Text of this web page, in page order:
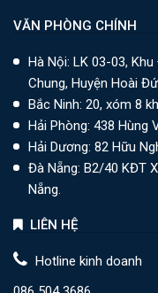
VĂN PHÒNG CHÍNH
Hà Nội: LK 03-03,
Chung, Huyện Hoài
Bắc Ninh: 20, xóm 8
Hải Phòng: 438 Hùng
Hải Dương: 82 Hữu
Đà Nẵng: B2/40 KĐT
Nẵng.
LIÊN HỆ
Hotline kinh doanh